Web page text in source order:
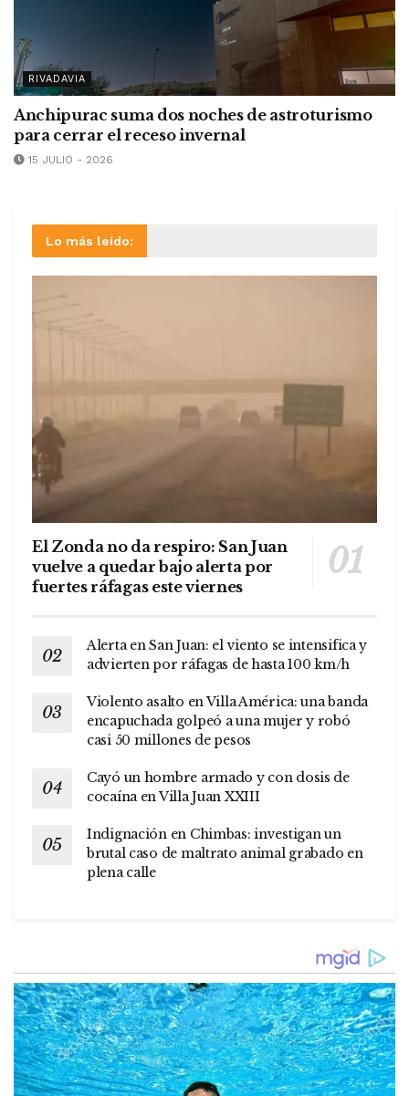
RIVADAVIA
Anchipurac suma dos noches de astroturismo
para cerrar el receso invernal
15 JULIO - 2026
Lo más leído:
El Zonda no da respiro: San Juan
vuelve a quedar bajo alerta por
fuertes ráfagas este viernes
Alerta en San Juan: el viento se intensifica y
advierten por ráfagas de hasta 100 km/h
Violento asalto en Villa América: una banda
encapuchada golpeó a una mujer y robó
casi 50 millones de pesos
Cayó un hombre armado y con dosis de
cocaína en Villa Juan XXIII
Indignación en Chimbas: investigan un
brutal caso de maltrato animal grabado en
plena calle